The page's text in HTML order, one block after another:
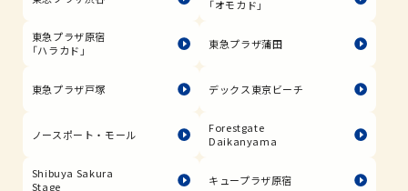
「オモカド」
東急プラザ原宿
「ハラカド」
東急プラザ蒲田
東急プラザ戸塚 デックス東京ビーチ
ノースポート・モール
Forestgate
Daikanyama
Shibuya Sakura
Stage
キュープラザ原宿